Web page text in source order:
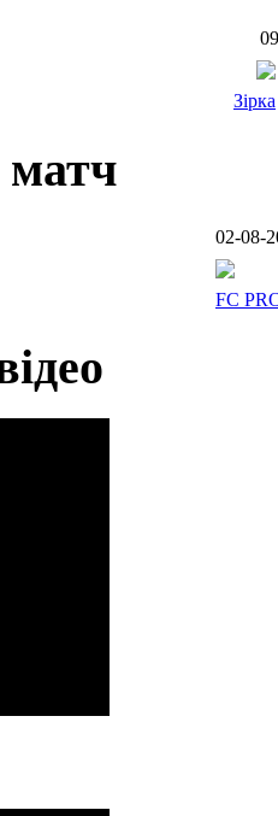
Зірка
матч
02-08-
FC